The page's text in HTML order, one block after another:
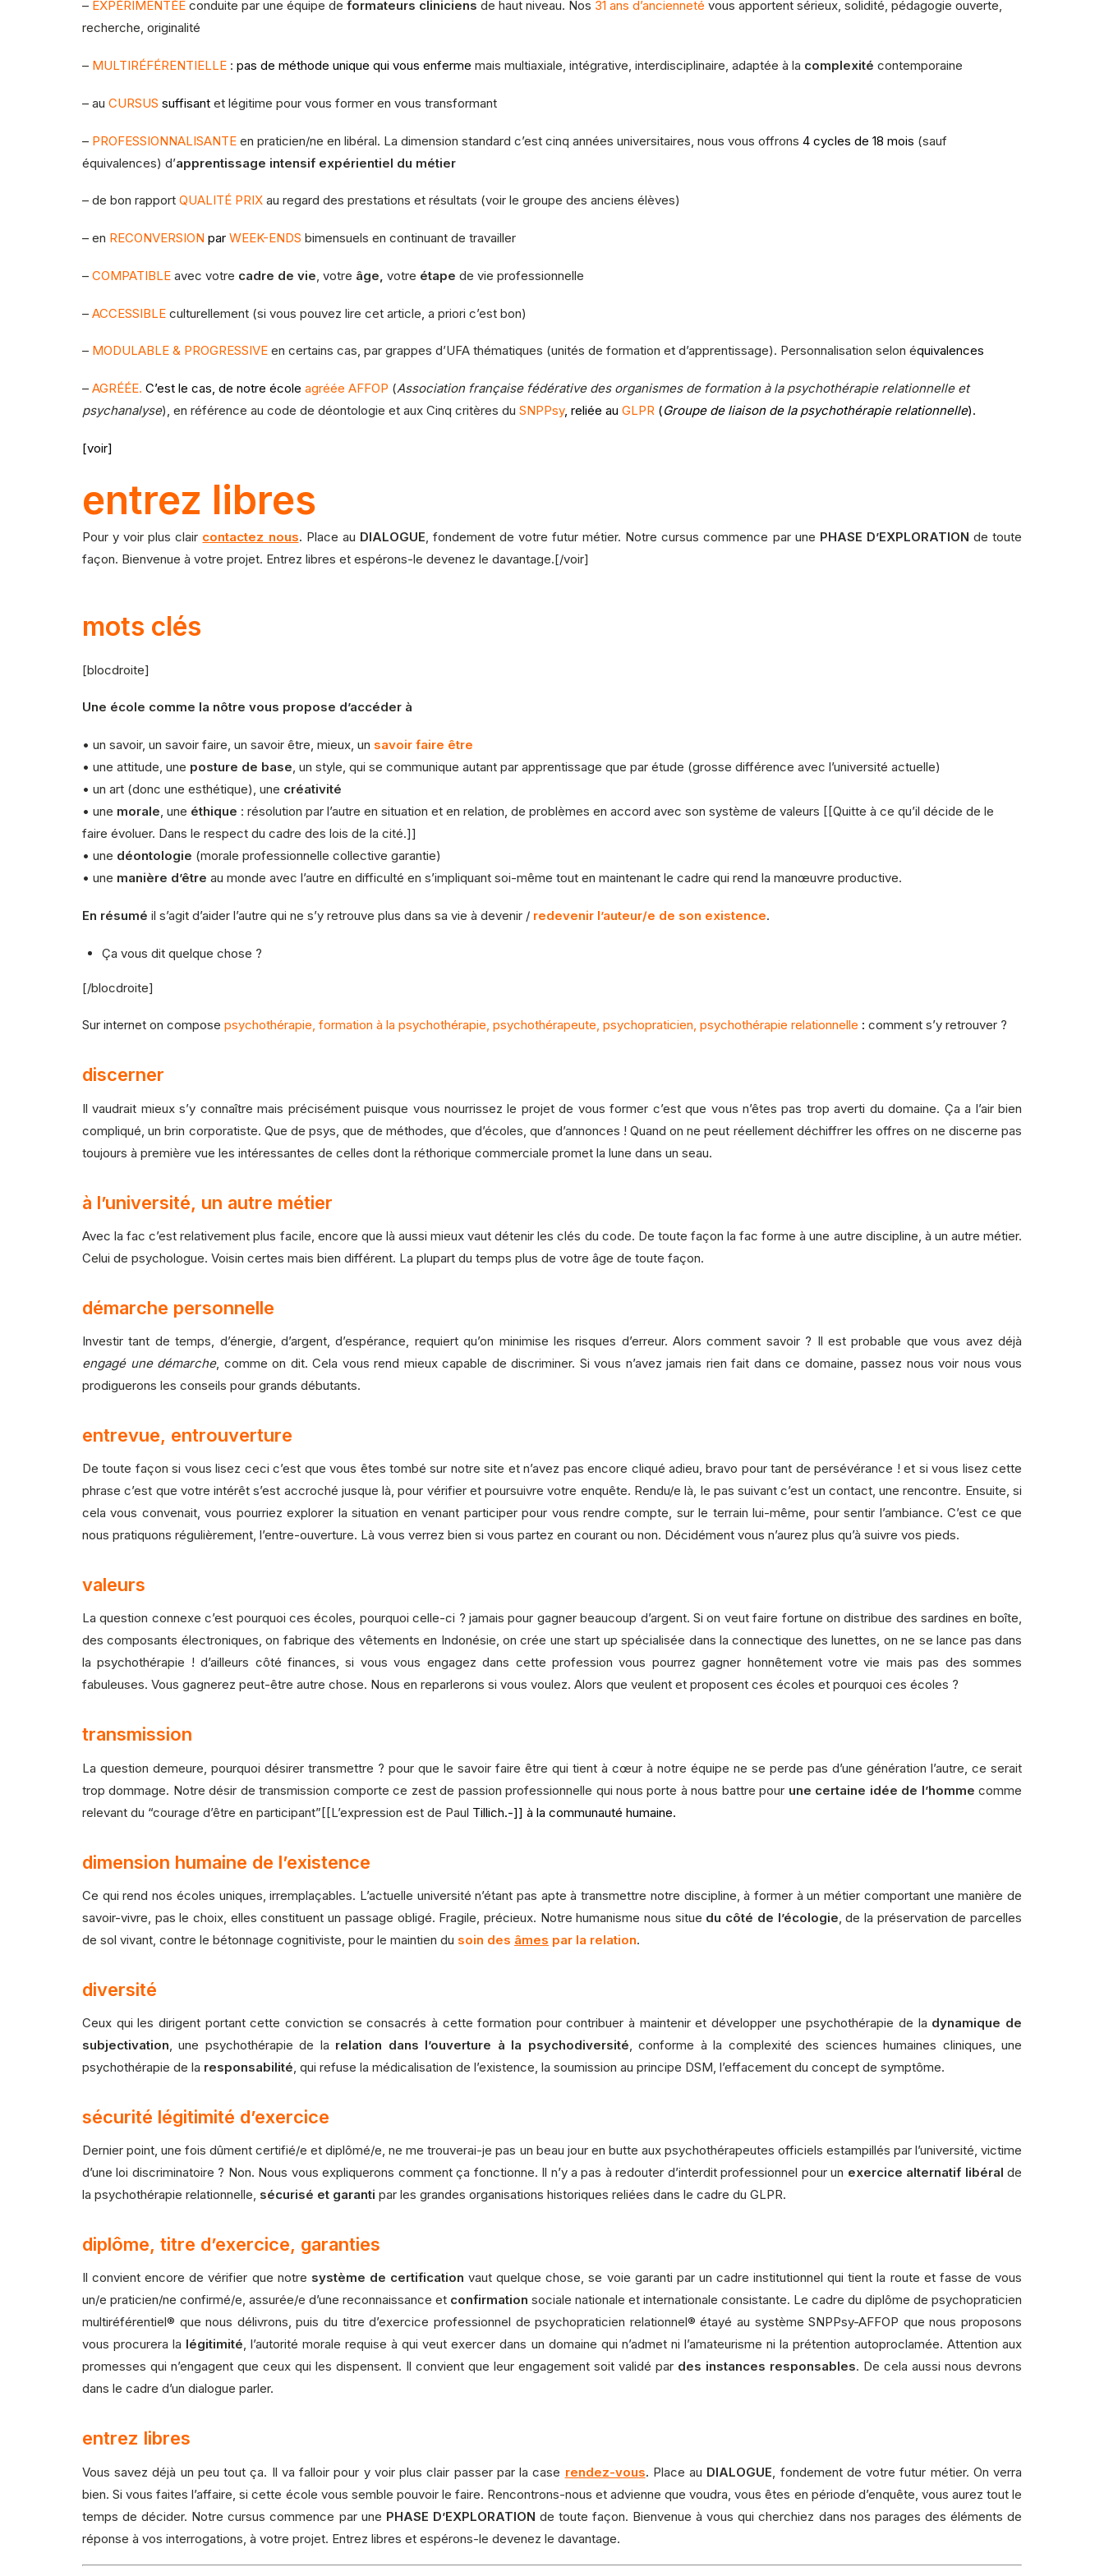
– EXPÉRIMENTÉE conduite par une équipe de formateurs cliniciens de haut niveau. Nos 31 ans d’ancienneté vous apportent sérieux, solidité, pédagogie ouverte,
recherche, originalité
– MULTIRÉFÉRENTIELLE : pas de méthode unique qui vous enferme mais multiaxiale, intégrative, interdisciplinaire, adaptée à la complexité contemporaine
– au CURSUS suffisant et légitime pour vous former en vous transformant
– PROFESSIONNALISANTE en praticien/ne en libéral. La dimension standard c’est cinq années universitaires, nous vous offrons 4 cycles de 18 mois (sauf
équivalences) d’apprentissage intensif expérientiel du métier
– de bon rapport QUALITÉ PRIX au regard des prestations et résultats (voir le groupe des anciens élèves)
– en RECONVERSION par WEEK-ENDS bimensuels en continuant de travailler
– COMPATIBLE avec votre cadre de vie , votre âge, votre étape de vie professionnelle
– ACCESSIBLE culturellement (si vous pouvez lire cet article, a priori c’est bon)
– MODULABLE & PROGRESSIVE en certains cas, par grappes d’UFA thématiques (unités de formation et d’apprentissage). Personnalisation selon équivalences
– AGRÉÉE. C’est le cas, de notre école agréée AFFOP (Association française fédérative des organismes de formation à la psychothérapie relationnelle et
psychanalyse), en référence au code de déontologie et aux Cinq critères du SNPPsy, reliée au GLPR (Groupe de liaison de la psychothérapie relationnelle).
[voir]
entrez libres
Pour y voir plus clair contactez nous. Place au DIALOGUE , fondement de votre futur métier. Notre cursus commence par une PHASE D’EXPLORATION de toute
façon. Bienvenue à votre projet. Entrez libres et espérons-le devenez le davantage.[/voir]
mots clés
[blocdroite]
Une école comme la nôtre vous propose d’accéder à
• un savoir, un savoir faire, un savoir être, mieux, un savoir faire être
• une attitude, une posture de base, un style, qui se communique autant par apprentissage que par étude (grosse différence avec l’université actuelle)
• un art (donc une esthétique), une créativité
• une morale, une éthique : résolution par l’autre en situation et en relation, de problèmes en accord avec son système de valeurs [[Quitte à ce qu’il décide de le
faire évoluer. Dans le respect du cadre des lois de la cité.]]
• une déontologie (morale professionnelle collective garantie)
• une manière d’être au monde avec l’autre en difficulté en s’impliquant soi-même tout en maintenant le cadre qui rend la manœuvre productive.
En résumé il s’agit d’aider l’autre qui ne s’y retrouve plus dans sa vie à devenir / redevenir l’auteur/e de son existence.
Ça vous dit quelque chose ?
[/blocdroite]
Sur internet on compose psychothérapie, formation à la psychothérapie, psychothérapeute, psychopraticien, psychothérapie relationnelle : comment s’y retrouver ?
discerner
Il vaudrait mieux s’y connaître mais précisément puisque vous nourrissez le projet de vous former c’est que vous n’êtes pas trop averti du domaine. Ça a l’air bien
compliqué, un brin corporatiste. Que de psys, que de méthodes, que d’écoles, que d’annonces ! Quand on ne peut réellement déchiffrer les offres on ne discerne pas
toujours à première vue les intéressantes de celles dont la réthorique commerciale promet la lune dans un seau.
à l’université, un autre métier
Avec la fac c’est relativement plus facile, encore que là aussi mieux vaut détenir les clés du code. De toute façon la fac forme à une autre discipline, à un autre métier.
Celui de psychologue. Voisin certes mais bien différent. La plupart du temps plus de votre âge de toute façon.
démarche personnelle
Investir tant de temps, d’énergie, d’argent, d’espérance, requiert qu’on minimise les risques d’erreur. Alors comment savoir ? Il est probable que vous avez déjà
engagé une démarche, comme on dit. Cela vous rend mieux capable de discriminer. Si vous n’avez jamais rien fait dans ce domaine, passez nous voir nous vous
prodiguerons les conseils pour grands débutants.
entrevue, entrouverture
De toute façon si vous lisez ceci c’est que vous êtes tombé sur notre site et n’avez pas encore cliqué adieu, bravo pour tant de persévérance ! et si vous lisez cette
phrase c’est que votre intérêt s’est accroché jusque là, pour vérifier et poursuivre votre enquête. Rendu/e là, le pas suivant c’est un contact, une rencontre. Ensuite, si
cela vous convenait, vous pourriez explorer la situation en venant participer pour vous rendre compte, sur le terrain lui-même, pour sentir l’ambiance. C’est ce que
nous pratiquons régulièrement, l’entre-ouverture. Là vous verrez bien si vous partez en courant ou non. Décidément vous n’aurez plus qu’à suivre vos pieds.
valeurs
La question connexe c’est pourquoi ces écoles, pourquoi celle-ci ? jamais pour gagner beaucoup d’argent. Si on veut faire fortune on distribue des sardines en boîte,
des composants électroniques, on fabrique des vêtements en Indonésie, on crée une start up spécialisée dans la connectique des lunettes, on ne se lance pas dans
la psychothérapie ! d’ailleurs côté finances, si vous vous engagez dans cette profession vous pourrez gagner honnêtement votre vie mais pas des sommes
fabuleuses. Vous gagnerez peut-être autre chose. Nous en reparlerons si vous voulez. Alors que veulent et proposent ces écoles et pourquoi ces écoles ?
transmission
La question demeure, pourquoi désirer transmettre ? pour que le savoir faire être qui tient à cœur à notre équipe ne se perde pas d’une génération l’autre, ce serait
trop dommage. Notre désir de transmission comporte ce zest de passion professionnelle qui nous porte à nous battre pour une certaine idée de l’homme comme
relevant du “courage d’être en participant”[[L’expression est de Paul Tillich.-]] à la communauté humaine.
dimension humaine de l’existence
Ce qui rend nos écoles uniques, irremplaçables. L’actuelle université n’étant pas apte à transmettre notre discipline, à former à un métier comportant une manière de
savoir-vivre, pas le choix, elles constituent un passage obligé. Fragile, précieux. Notre humanisme nous situe du côté de l’écologie , de la préservation de parcelles
de sol vivant, contre le bétonnage cognitiviste, pour le maintien du soin des âmes par la relation.
diversité
Ceux qui les dirigent portant cette conviction se consacrés à cette formation pour contribuer à maintenir et développer une psychothérapie de la dynamique de
subjectivation, une psychothérapie de la relation dans l’ouverture à la psychodiversité, conforme à la complexité des sciences humaines cliniques, une
psychothérapie de la responsabilité, qui refuse la médicalisation de l’existence, la soumission au principe DSM, l’effacement du concept de symptôme.
sécurité légitimité d’exercice
Dernier point, une fois dûment certifié/e et diplômé/e, ne me trouverai-je pas un beau jour en butte aux psychothérapeutes officiels estampillés par l’université, victime
d’une loi discriminatoire ? Non. Nous vous expliquerons comment ça fonctionne. Il n’y a pas à redouter d’interdit professionnel pour un exercice alternatif libéral de
la psychothérapie relationnelle, sécurisé et garanti par les grandes organisations historiques reliées dans le cadre du GLPR.
diplôme, titre d’exercice, garanties
Il convient encore de vérifier que notre système de certification vaut quelque chose, se voie garanti par un cadre institutionnel qui tient la route et fasse de vous
un/e praticien/ne confirmé/e, assurée/e d’une reconnaissance et confirmation sociale nationale et internationale consistante. Le cadre du diplôme de psychopraticien
multiréférentiel® que nous délivrons, puis du titre d’exercice professionnel de psychopraticien relationnel® étayé au système SNPPsy-AFFOP que nous proposons
vous procurera la légitimité, l’autorité morale requise à qui veut exercer dans un domaine qui n’admet ni l’amateurisme ni la prétention autoproclamée. Attention aux
promesses qui n’engagent que ceux qui les dispensent. Il convient que leur engagement soit validé par des instances responsables. De cela aussi nous devrons
dans le cadre d’un dialogue parler.
entrez libres
Vous savez déjà un peu tout ça. Il va falloir pour y voir plus clair passer par la case rendez-vous. Place au DIALOGUE , fondement de votre futur métier. On verra
bien. Si vous faites l’affaire, si cette école vous semble pouvoir le faire. Rencontrons-nous et advienne que voudra, vous êtes en période d’enquête, vous aurez tout le
temps de décider. Notre cursus commence par une PHASE D’EXPLORATION de toute façon. Bienvenue à vous qui cherchiez dans nos parages des éléments de
réponse à vos interrogations, à votre projet. Entrez libres et espérons-le devenez le davantage.